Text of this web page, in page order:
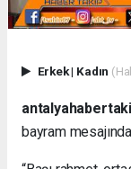
Erkek| Kadın
bayram